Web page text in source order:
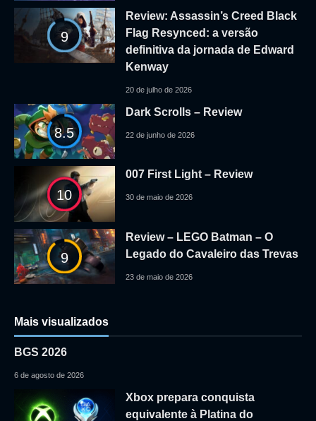
9
Review: Assassin’s Creed Black
Flag Resynced: a versão
definitiva da jornada de Edward
Kenway
20 de julho de 2026
8.5
Dark Scrolls – Review
22 de junho de 2026
10
007 First Light – Review
30 de maio de 2026
9
Review – LEGO Batman – O
Legado do Cavaleiro das Trevas
23 de maio de 2026
Mais visualizados
BGS 2026
6 de agosto de 2026
Xbox prepara conquista
equivalente à Platina do